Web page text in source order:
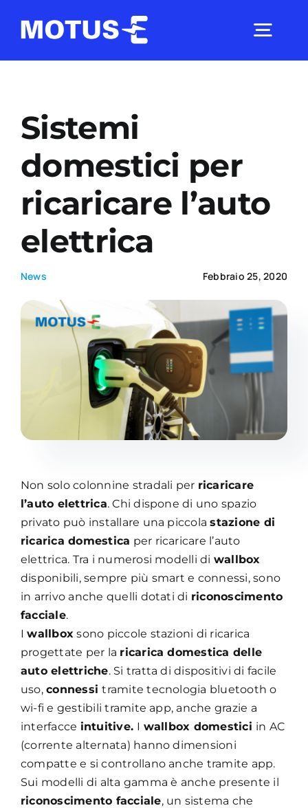
Studi e ricerche
Analisi di mercato
Utilità
Academy
Sistemi
domestici per
ricaricare l’auto
elettrica
News Febbraio 25, 2020
Non solo colonnine stradali per ricaricare
l’auto elettrica. Chi dispone di uno spazio
privato può installare una piccolastazione di
ricarica domestica per ricaricare l’auto
elettrica. Tra i numerosi modelli di wallbox
disponibili, sempre più smart e connessi, sono
in arrivo anche quelli dotati di riconoscimento
facciale.
Iwallbox sono piccole stazioni di ricarica
progettate per la ricarica domestica delle
auto elettriche. Si tratta di dispositivi di facile
uso,connessitramite tecnologia bluetooth o
wi-fi e gestibili tramite app, anche grazie a
interfacce intuitive. I wallbox domestici in AC
(corrente alternata) hanno dimensioni
compatte e si controllano anche tramite app.
Sui modelli di alta gamma è anche presente il
riconoscimento facciale, un sistema che